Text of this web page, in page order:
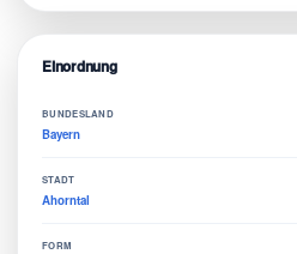
Einordnung
BUNDESLAND
Bayern
STADT
Ahorntal
FORM